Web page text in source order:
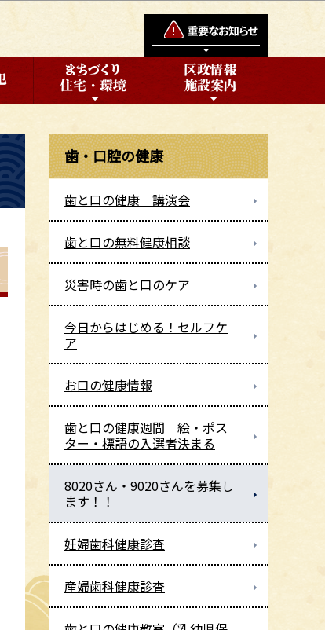
歯・口腔の健康
歯と口の健康 講演会
歯と口の無料健康相談
災害時の歯と口のケア
今日からはじめる！セルフケ
ア
お口の健康情報
歯と口の健康週間 絵・ポス
ター・標語の入選者決まる
8020さん・9020さんを募集し
ます！！
妊婦歯科健康診査
産婦歯科健康診査